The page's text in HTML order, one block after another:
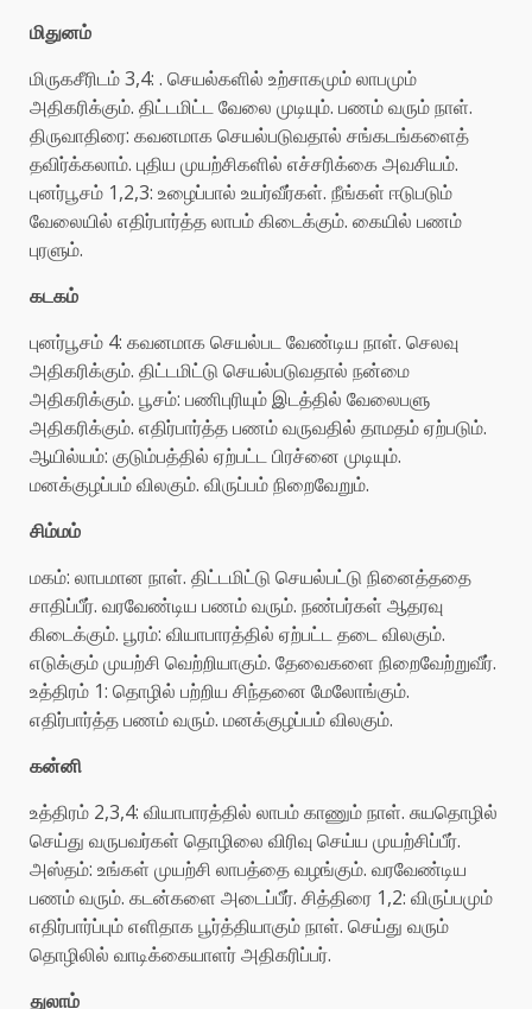
மிதுனம்
மிருகசீரிடம் 3,4: . செயல்களில் உற்சாகமும் லாபமும்
அதிகரிக்கும். திட்டமிட்ட வேலை முடியும். பணம் வரும் நாள்.
திருவாதிரை: கவனமாக செயல்படுவதால் சங்கடங்களைத்
தவிர்க்கலாம். புதிய முயற்சிகளில் எச்சரிக்கை அவசியம்.
புனர்பூசம் 1,2,3: உழைப்பால் உயர்வீர்கள். நீங்கள் ஈடுபடும்
வேலையில் எதிர்பார்த்த லாபம் கிடைக்கும். கையில் பணம்
புரளும்.
கடகம்
புனர்பூசம் 4: கவனமாக செயல்பட வேண்டிய நாள். செலவு
அதிகரிக்கும். திட்டமிட்டு செயல்படுவதால் நன்மை
அதிகரிக்கும். பூசம்: பணிபுரியும் இடத்தில் வேலைபளு
அதிகரிக்கும். எதிர்பார்த்த பணம் வருவதில் தாமதம் ஏற்படும்.
ஆயில்யம்: குடும்பத்தில் ஏற்பட்ட பிரச்னை முடியும்.
மனக்குழப்பம் விலகும். விருப்பம் நிறைவேறும்.
சிம்மம்
மகம்: லாபமான நாள். திட்டமிட்டு செயல்பட்டு நினைத்ததை
சாதிப்பீர். வரவேண்டிய பணம் வரும். நண்பர்கள் ஆதரவு
கிடைக்கும். பூரம்: வியாபாரத்தில் ஏற்பட்ட தடை விலகும்.
எடுக்கும் முயற்சி வெற்றியாகும். தேவைகளை நிறைவேற்றுவீர்.
உத்திரம் 1: தொழில் பற்றிய சிந்தனை மேலோங்கும்.
எதிர்பார்த்த பணம் வரும். மனக்குழப்பம் விலகும்.
கன்னி
உத்திரம் 2,3,4: வியாபாரத்தில் லாபம் காணும் நாள். சுயதொழில்
செய்து வருபவர்கள் தொழிலை விரிவு செய்ய முயற்சிப்பீர்.
அஸ்தம்: உங்கள் முயற்சி லாபத்தை வழங்கும். வரவேண்டிய
பணம் வரும். கடன்களை அடைப்பீர். சித்திரை 1,2: விருப்பமும்
எதிர்பார்ப்பும் எளிதாக பூர்த்தியாகும் நாள். செய்து வரும்
தொழிலில் வாடிக்கையாளர் அதிகரிப்பர்.
துலாம்